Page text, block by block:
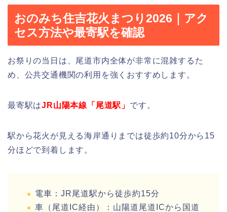
おのみち住吉花火まつり2026｜アク
セス方法や最寄駅を確認
お祭りの当日は、尾道市内全体が非常に混雑するた
め、公共交通機関の利用を強くおすすめします。
最寄駅はJR山陽本線「尾道駅」 です。
駅から花火が見える海岸通りまでは徒歩約10分から15
分ほどで到着します。
電車：JR尾道駅から徒歩約15分
車（尾道IC経由）：山陽道尾道ICから国道